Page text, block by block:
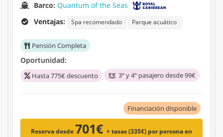
Barco:Quantum of the Seas
Ventajas:
Spa recomendado Parque acuático
Pensión Completa
Oportunidad:
Hasta 775€ descuento 3º y 4º pasajero desde 99€
Financiación disponible
Reserva desde701€ + tasas (335€) por persona en